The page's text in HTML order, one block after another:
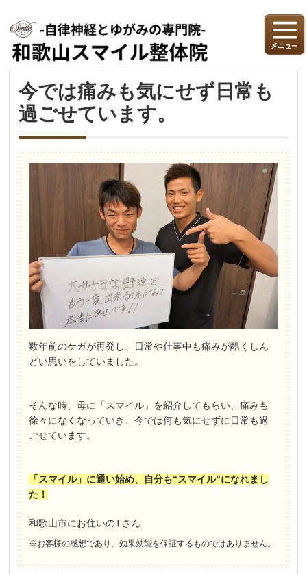
今では痛みも気にせず日常も
過ごせています。
数年前のケガが再発し、日常や仕事中も痛みが酷くしん
どい思いをしていました。
そんな時、母に「スマイル」を紹介してもらい、痛みも
徐々になくなっていき、今では何も気にせずに日常も過
ごせています。
「スマイル」に通い始め、自分も“スマイル”になれまし
た！
和歌山市にお住いのTさん
※お客様の感想であり、効果効能を保証するものではありません。